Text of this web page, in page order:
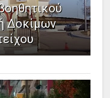
Δοκίμων